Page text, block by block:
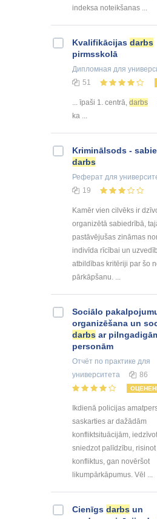
indeksa noteikšanas ...
Kvalifikācijas darbs
pirmsskolā
Дипломная для
51
... īpaši 1. centrā, darbs
ka ...
Kriminālsods -
darbs
Реферат для
19
Kamēr vien cilvēks ir
organizētā sabiedrībā,
pastāvējušas zināmas
indivīda rīcībai un
atbildības kritēriji par šo
pārkāpšanu. ...
Sociālo
organizēšana un
darbs ar
personām
Отчёт по практике для
университета
86
Ikdienā policijas
saskarties ar dažādām
konfliktsituācijām,
sniedzot palīdzību,
konfliktus, gan novēršot
likumpārkāpumus. Vēl ...
Cienīgs darbs un